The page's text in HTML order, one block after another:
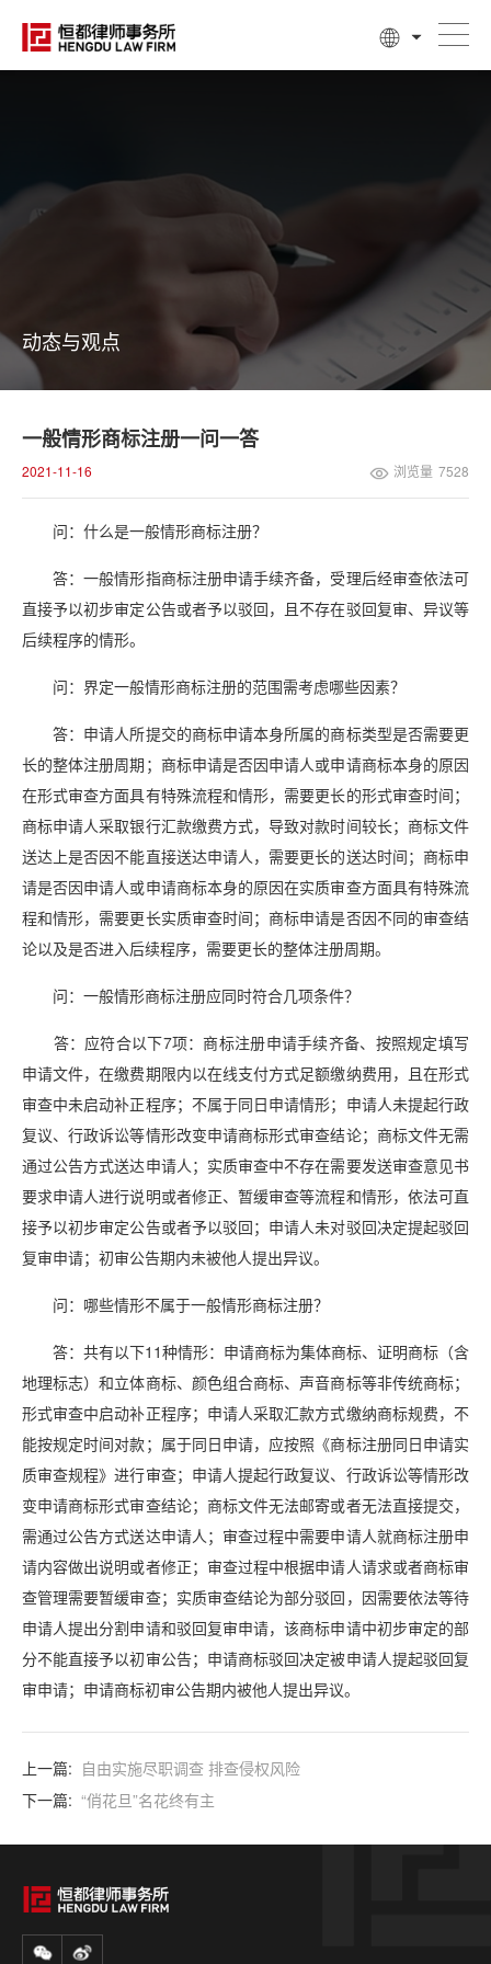
动态与观点
一般情形商标注册一问一答
2021-11-16 浏览量 7528
问：什么是一般情形商标注册？
答：一般情形指商标注册申请手续齐备，受理后经审查依法可
直接予以初步审定公告或者予以驳回，且不存在驳回复审、异议等
后续程序的情形。
问：界定一般情形商标注册的范围需考虑哪些因素？
答：申请人所提交的商标申请本身所属的商标类型是否需要更
长的整体注册周期；商标申请是否因申请人或申请商标本身的原因
在形式审查方面具有特殊流程和情形，需要更长的形式审查时间；
商标申请人采取银行汇款缴费方式，导致对款时间较长；商标文件
送达上是否因不能直接送达申请人，需要更长的送达时间；商标申
请是否因申请人或申请商标本身的原因在实质审查方面具有特殊流
程和情形，需要更长实质审查时间；商标申请是否因不同的审查结
论以及是否进入后续程序，需要更长的整体注册周期。
问：一般情形商标注册应同时符合几项条件？
答：应符合以下7项：商标注册申请手续齐备、按照规定填写
申请文件，在缴费期限内以在线支付方式足额缴纳费用，且在形式
审查中未启动补正程序；不属于同日申请情形；申请人未提起行政
复议、行政诉讼等情形改变申请商标形式审查结论；商标文件无需
通过公告方式送达申请人；实质审查中不存在需要发送审查意见书
要求申请人进行说明或者修正、暂缓审查等流程和情形，依法可直
接予以初步审定公告或者予以驳回；申请人未对驳回决定提起驳回
复审申请；初审公告期内未被他人提出异议。
问：哪些情形不属于一般情形商标注册？
答：共有以下11种情形：申请商标为集体商标、证明商标（含
地理标志）和立体商标、颜色组合商标、声音商标等非传统商标；
形式审查中启动补正程序；申请人采取汇款方式缴纳商标规费，不
能按规定时间对款；属于同日申请，应按照《商标注册同日申请实
质审查规程》进行审查；申请人提起行政复议、行政诉讼等情形改
变申请商标形式审查结论；商标文件无法邮寄或者无法直接提交，
需通过公告方式送达申请人；审查过程中需要申请人就商标注册申
请内容做出说明或者修正；审查过程中根据申请人请求或者商标审
查管理需要暂缓审查；实质审查结论为部分驳回，因需要依法等待
申请人提出分割申请和驳回复审申请，该商标申请中初步审定的部
分不能直接予以初审公告；申请商标驳回决定被申请人提起驳回复
审申请；申请商标初审公告期内被他人提出异议。
上一篇: 自由实施尽职调查 排查侵权风险
下一篇: “俏花旦”名花终有主